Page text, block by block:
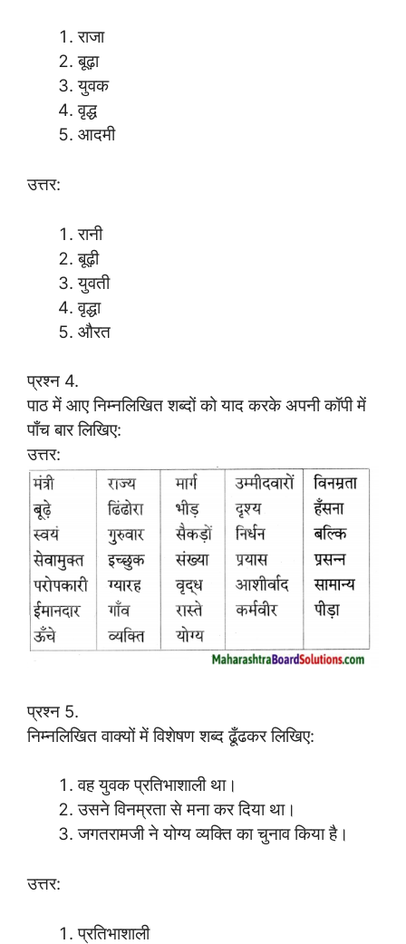
राजा
बूढ़ा
युवक
वृद्ध
आदमी
उत्तर:
रानी
बूढ़ी
युवती
वृद्धा
औरत
प्रश्न 4.
पाठ में आए निम्नलिखित शब्दों को याद करके अपनी कॉपी में
पाँच बार लिखिए:
उत्तर:
प्रश्न 5.
निम्नलिखित वाक्यों में विशेषण शब्द ढूँढकर लिखिए:
वह युवक प्रतिभाशाली था।
उसने विनम्रता से मना कर दिया था।
जगतरामजी ने योग्य व्यक्ति का चुनाव किया है।
उत्तर:
प्रतिभाशाली